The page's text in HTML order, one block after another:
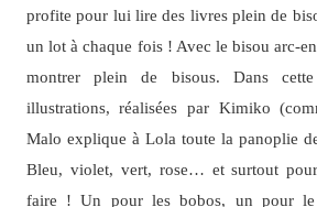
profite pour lui lire des livres plein de
un lot à chaque fois ! Avec le bisou arc-
montrer plein de bisous. Dans
illustrations, réalisées par Kimiko
Malo explique à Lola toute la panoplie
Bleu, violet, vert, rose… et surtout
faire ! Un pour les bobos, un pour